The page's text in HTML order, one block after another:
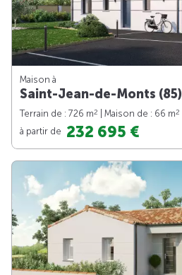
Maison à
Saint-Jean-de-Monts (85)
Terrain de : 726 m2 | Maison de : 66 m2
à partir de 232 695 €